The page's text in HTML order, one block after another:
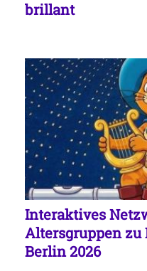
brillant
Interaktives
Altersgruppen
Berlin 2026